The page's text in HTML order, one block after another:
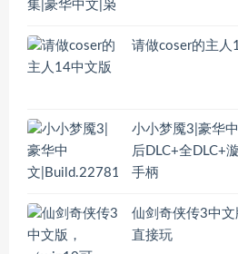
请做coser的主人
小小梦魇3|豪华
后DLC+全DLC+
手柄
仙剑奇侠传3中
直接玩